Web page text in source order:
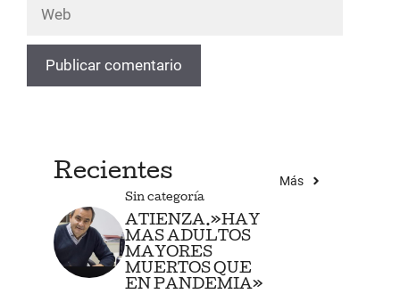
Recientes Más
Sin categoría
ATIENZA.»HAY
MAS ADULTOS
MAYORES
MUERTOS QUE
EN PANDEMIA»